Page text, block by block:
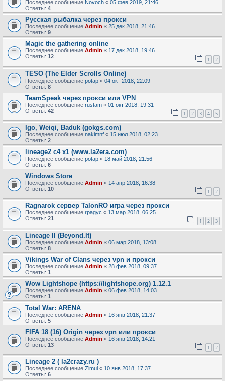
Последнее сообщение Novoch « 05 фев 2019, 21:46
Ответы: 4
Русская рыбалка через прокси
Последнее сообщение Admin « 25 дек 2018, 21:46
Ответы: 9
Magic the gathering online
Последнее сообщение Admin « 17 дек 2018, 19:46
Ответы: 12 1 2
TESO (The Elder Scrolls Online)
Последнее сообщение potap « 04 окт 2018, 22:09
Ответы: 8
TeamSpeak через прокси или VPN
Последнее сообщение rustam « 01 окт 2018, 19:31
Ответы: 42 1 2 3 4 5
Igo, Weiqi, Baduk (gokgs.com)
Последнее сообщение nakimnf « 15 июл 2018, 02:23
Ответы: 2
lineage2 c4 x1 (www.la2era.com)
Последнее сообщение potap « 18 май 2018, 21:56
Ответы: 6
Windows Store
Последнее сообщение Admin « 14 апр 2018, 16:38
Ответы: 10 1 2
Ragnarok сервер TalonRO игра через прокси
Последнее сообщение rpagyc « 13 мар 2018, 06:25
Ответы: 21 1 2 3
Lineage II (Beyond.lt)
Последнее сообщение Admin « 06 мар 2018, 13:08
Ответы: 8
Vikings War of Clans через vpn и прокси
Последнее сообщение Admin « 28 фев 2018, 09:37
Ответы: 1
Wow Lightshope (https://lightshope.org) 1.12.1
Последнее сообщение Admin « 06 фев 2018, 14:03
Ответы: 1
Total War: ARENA
Последнее сообщение Admin « 16 янв 2018, 21:37
Ответы: 5
FIFA 18 (16) Origin через vpn или прокси
Последнее сообщение Admin « 16 янв 2018, 14:21
Ответы: 13 1 2
Lineage 2 ( la2crazy.ru )
Последнее сообщение Zimul « 10 янв 2018, 17:37
Ответы: 6